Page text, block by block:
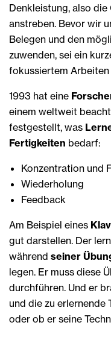
Denkleistung, also
anstreben. Bevor wir
Belegen und den
zuwenden, sei ein
fokussiertem
1993 hat eine
einem weltweit
festgestellt, was
Fertigkeiten bedarf:
Konzentration und
Wiederholung
Feedback
Am Beispiel eines
gut darstellen. Der
während seiner
legen. Er muss diese
durchführen. Und er
und die zu
oder ob er seine